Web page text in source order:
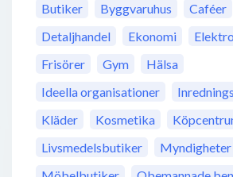
Butiker
Byggvaruhus Caféer
Detaljhandel
Ekonomi
Frisörer
Gym
Hälsa
Ideella organisationer
Kläder
Kosmetika
Livsmedelsbutiker
Myndigheter